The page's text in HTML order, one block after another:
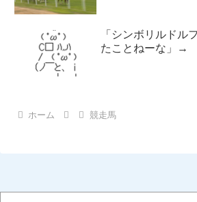
「シンボリルドル
たことねーな」→
ホーム 競走馬